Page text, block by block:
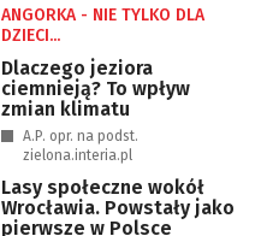
ANGORKA - NIE TYLKO DLA
DZIECI...
Dlaczego jeziora
ciemnieją? To wpływ
zmian klimatu
A.P. opr. na podst.
zielona.interia.pl
Lasy społeczne wokół
Wrocławia. Powstały jako
pierwsze w Polsce